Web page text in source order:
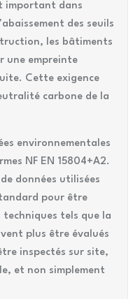
important dans
des seuils
les bâtiments
une empreinte
Cette exigence
carbone de la
environnementales
NF EN 15804+A2.
données utilisées
pour être
techniques tels que la
plus être évalués
inspectés sur site,
et non simplement